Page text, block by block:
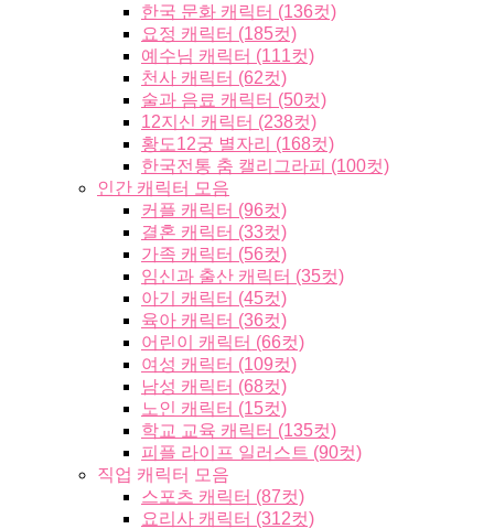
한국 문화 캐릭터 (136컷)
요정 캐릭터 (185컷)
예수님 캐릭터 (111컷)
천사 캐릭터 (62컷)
술과 음료 캐릭터 (50컷)
12지신 캐릭터 (238컷)
황도12궁 별자리 (168컷)
한국전통 춤 캘리그라피 (100컷)
인간 캐릭터 모음
커플 캐릭터 (96컷)
결혼 캐릭터 (33컷)
가족 캐릭터 (56컷)
임신과 출산 캐릭터 (35컷)
아기 캐릭터 (45컷)
육아 캐릭터 (36컷)
어린이 캐릭터 (66컷)
여성 캐릭터 (109컷)
남성 캐릭터 (68컷)
노인 캐릭터 (15컷)
학교 교육 캐릭터 (135컷)
피플 라이프 일러스트 (90컷)
직업 캐릭터 모음
스포츠 캐릭터 (87컷)
요리사 캐릭터 (312컷)